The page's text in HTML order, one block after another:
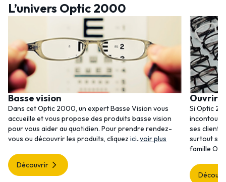
L’univers Optic 2000
Basse vision
Dans cet Optic 2000, un expert Basse Vision vous
accueille et vous propose des produits basse vision
pour vous aider au quotidien. Pour prendre rendez-
vous ou découvrir les produits, cliquez ici..voir plus
Découvrir
Ouvrir
Si Optic
ses
surtout
famille